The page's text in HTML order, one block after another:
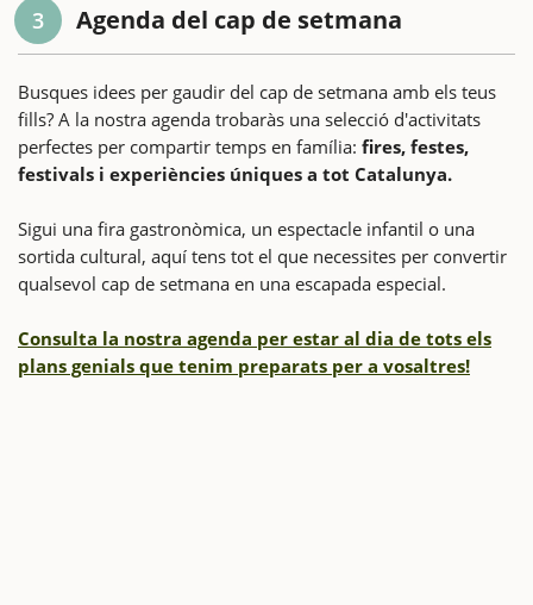
3 Agenda del cap de setmana
Busques idees per gaudir del cap de setmana amb els teus
fills? A la nostra agenda trobaràs una selecció d'activitats
perfectes per compartir temps en família: fires, festes,
festivals i experiències úniques a tot Catalunya.
Sigui una fira gastronòmica, un espectacle infantil o una
sortida cultural, aquí tens tot el que necessites per convertir
qualsevol cap de setmana en una escapada especial.
Consulta la nostra agenda per estar al dia de tots els
plans genials que tenim preparats per a vosaltres!